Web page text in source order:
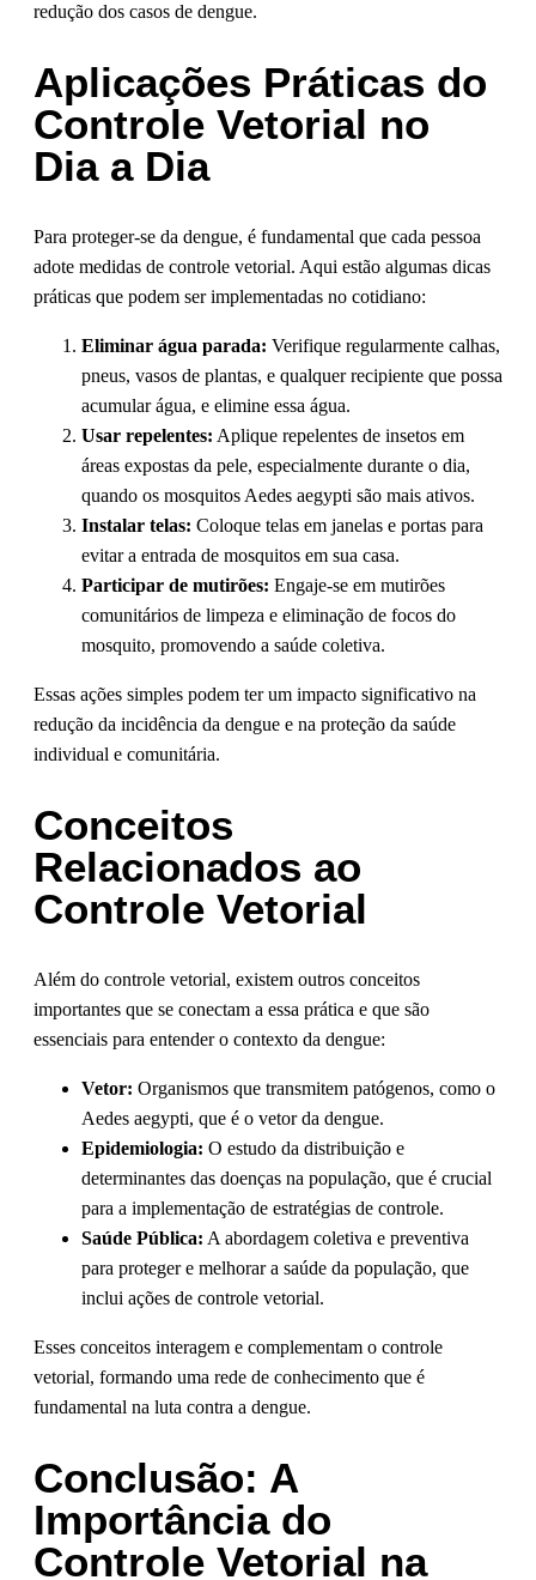
redução dos casos de dengue.
Aplicações Práticas do
Controle Vetorial no
Dia a Dia
Para proteger-se da dengue, é fundamental que cada pessoa
adote medidas de controle vetorial. Aqui estão algumas dicas
práticas que podem ser implementadas no cotidiano:
Eliminar água parada: Verifique regularmente calhas,
pneus, vasos de plantas, e qualquer recipiente que possa
acumular água, e elimine essa água.
Usar repelentes: Aplique repelentes de insetos em
áreas expostas da pele, especialmente durante o dia,
quando os mosquitos Aedes aegypti são mais ativos.
Instalar telas: Coloque telas em janelas e portas para
evitar a entrada de mosquitos em sua casa.
Participar de mutirões: Engaje-se em mutirões
comunitários de limpeza e eliminação de focos do
mosquito, promovendo a saúde coletiva.
Essas ações simples podem ter um impacto significativo na
redução da incidência da dengue e na proteção da saúde
individual e comunitária.
Conceitos
Relacionados ao
Controle Vetorial
Além do controle vetorial, existem outros conceitos
importantes que se conectam a essa prática e que são
essenciais para entender o contexto da dengue:
Vetor: Organismos que transmitem patógenos, como o
Aedes aegypti, que é o vetor da dengue.
Epidemiologia: O estudo da distribuição e
determinantes das doenças na população, que é crucial
para a implementação de estratégias de controle.
Saúde Pública: A abordagem coletiva e preventiva
para proteger e melhorar a saúde da população, que
inclui ações de controle vetorial.
Esses conceitos interagem e complementam o controle
vetorial, formando uma rede de conhecimento que é
fundamental na luta contra a dengue.
Conclusão: A
Importância do
Controle Vetorial na